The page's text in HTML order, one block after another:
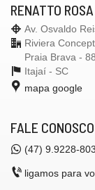
RENATTO
Av. Osvaldo
Riviera
Praia Brava -
Itajaí - SC
mapa google
FALE CONOSCO
(47) 9.9228-
ligamos para